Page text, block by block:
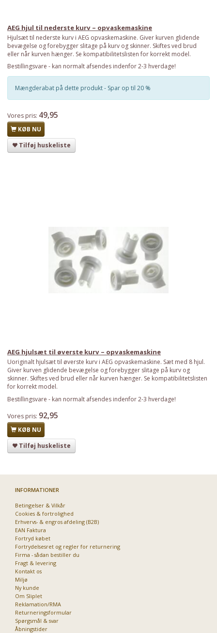
AEG hjul til nederste kurv – opvaskemaskine
Hjulsæt til nederste kurv i AEG opvaskemaskine. Giver kurven glidende
bevægelse og forebygger slitage på kurv og skinner. Skiftes ved brud
eller når kurven hænger. Se kompatibilitetslisten for korrekt model.
Bestillingsvare - kan normalt afsendes indenfor 2-3 hverdage!
Mængderabat på dette produkt - Spar op til 20 %
Vores pris: 49,95
KØB NU
Tilføj huskeliste
AEG hjulsæt til øverste kurv – opvaskemaskine
Uoriginalt hjulsæt til øverste kurv i AEG opvaskemaskine. Sæt med 8 hjul.
Giver kurven glidende bevægelse og forebygger slitage på kurv og
skinner. Skiftes ved brud eller når kurven hænger. Se kompatibilitetslisten
for korrekt model.
Bestillingsvare - kan normalt afsendes indenfor 2-3 hverdage!
Vores pris: 92,95
KØB NU
Tilføj huskeliste
INFORMATIONER
Betingelser & Vilkår
Cookies & fortrolighed
Erhvervs- & engros afdeling (B2B)
EAN Faktura
Fortryd købet
Fortrydelsesret og regler for returnering
Firma - sådan bestiller du
Fragt & levering
Kontakt os
Miljø
Ny kunde
Om Sliplet
Reklamation/RMA
Returneringsformular
Spørgsmål & svar
Åbningstider
Har du det også varmt?
Priser fra kun 29,95